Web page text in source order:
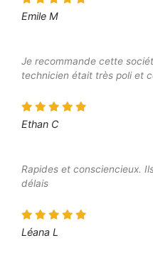
Emile M
Je recommande cette
technicien était très poli et
Ethan C
Rapides et consciencieux.
délais
Léana L